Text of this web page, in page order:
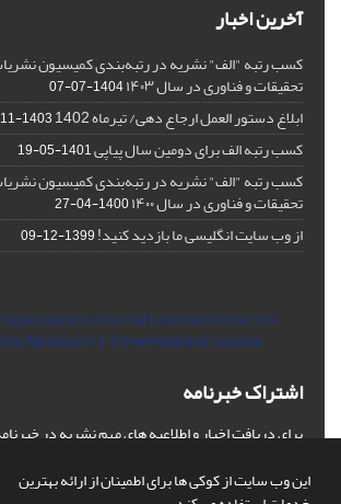
این وب سایت از کوکی ها برای اطمینان از ارائه بهترین
آخرین اخبار
کسب رتبه "الف" نشریه در رتبه‌بندی کمیسیون
تحقیقات و فناوری در سال ۱۴۰۳ 1404-07-07
ابلاغ دستور العمل ارجاع دهی/ تیرماه 1402 1403-11-11
کسب رتبه الف برای دومین سال پیاپی1401-05-19
کسب رتبه "الف" نشریه در رتبه‌بندی کمیسیون
تحقیقات و فناوری در سال ۱۴۰۰ 1400-04-27
از وب سایت انگلیسی ما بازدید کنید!1399-12-09
open access Journal Licensedunder the
Attribution 4.0 International License
اشتراک خبرنامه
برای دریافت اخبار و اطلاعیه های مهم نشریه در